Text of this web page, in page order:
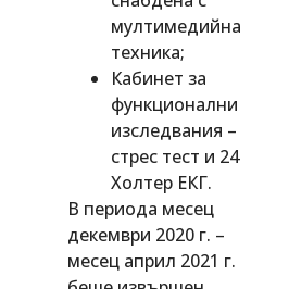
мултимедийна
техника;
Кабинет за
функционални
изследвания –
стрес тест и 24
Холтер ЕКГ.
В периода месец
декември 2020 г. –
месец април 2021 г.